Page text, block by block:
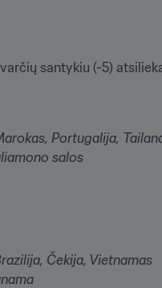
santykiu (-5)
Portugalija,
salos
Čekija, Vietnamas